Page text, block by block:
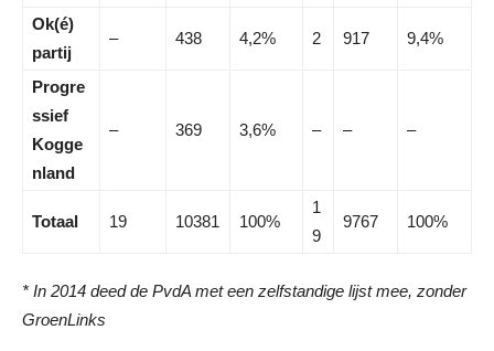
Ok(é)
partij
– 438 4,2% 2 917 9,4%
Progre
ssief
Kogge
nland
– 369 3,6% – – –
Totaal 19 10381 100%
1
9
9767 100%
* In 2014 deed de PvdA met een zelfstandige lijst mee, zonder
GroenLinks